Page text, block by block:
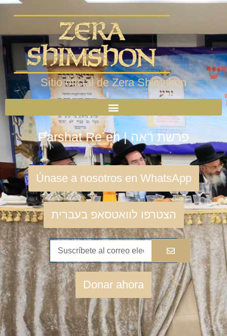
Sitio oficial de Zera Shimshon
Parshat Re´eh | פרשת ראה
Únase a nosotros en WhatsApp
הצטרפו לוואטסאפ בעברית
Donar ahora